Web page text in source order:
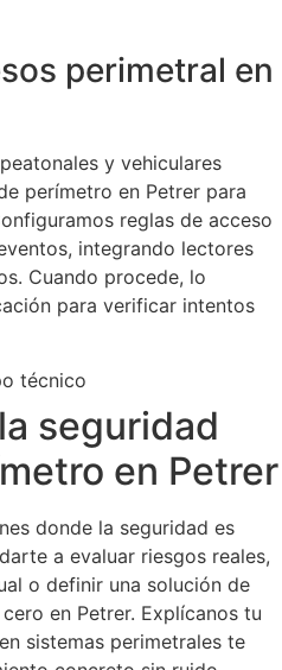
perimetral en
y vehiculares
perímetro en Petrer para
reglas de acceso
integrando lectores
Cuando procede, lo
para verificar intentos
técnico
seguridad
en Petrer
donde la seguridad es
a evaluar riesgos reales,
o definir una solución de
en Petrer. Explícanos tu
sistemas perimetrales te